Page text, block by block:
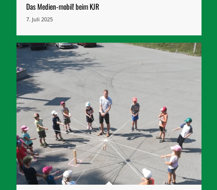
Das Medien-mobil! beim KJR
7. Juli 2025